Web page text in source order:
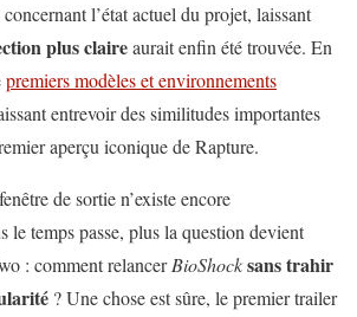
concernant l’état actuel du projet, laissant
plus claireaurait enfin été trouvée. En
premiers modèles et environnements
entrevoir des similitudes importantes
aperçu iconique de Rapture.
de sortie n’existe encore
le temps passe, plus la question devient
: comment relancerBioShocksans trahir
? Une chose est sûre, le premier trailer